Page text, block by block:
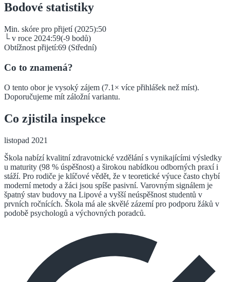
Bodové statistiky
Min. skóre pro přijetí (2025):50
└ v roce 2024:59(-9 bodů)
Obtížnost přijetí:69 (Střední)
Co to znamená?
O tento obor je vysoký zájem (7.1× více přihlášek než míst).
Doporučujeme mít záložní variantu.
Co zjistila inspekce
listopad 2021
Škola nabízí kvalitní zdravotnické vzdělání s vynikajícími výsledky
u maturity (98 % úspěšnost) a širokou nabídkou odborných praxí i
stáží. Pro rodiče je klíčové vědět, že v teoretické výuce často chybí
moderní metody a žáci jsou spíše pasivní. Varovným signálem je
špatný stav budovy na Lipové a vyšší neúspěšnost studentů v
prvních ročnících. Škola má ale skvělé zázemí pro podporu žáků v
podobě psychologů a výchovných poradců.